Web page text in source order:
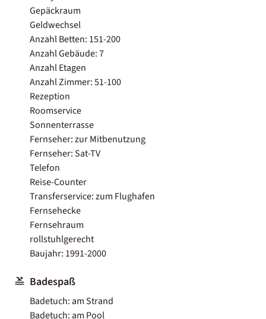
Gepäckraum
Geldwechsel
Anzahl Betten: 151-200
Anzahl Gebäude: 7
Anzahl Etagen
Anzahl Zimmer: 51-100
Rezeption
Roomservice
Sonnenterrasse
Fernseher: zur Mitbenutzung
Fernseher: Sat-TV
Telefon
Reise-Counter
Transferservice: zum Flughafen
Fernsehecke
Fernsehraum
rollstuhlgerecht
Baujahr: 1991-2000
Badespaß
Badetuch: am Strand
Badetuch: am Pool